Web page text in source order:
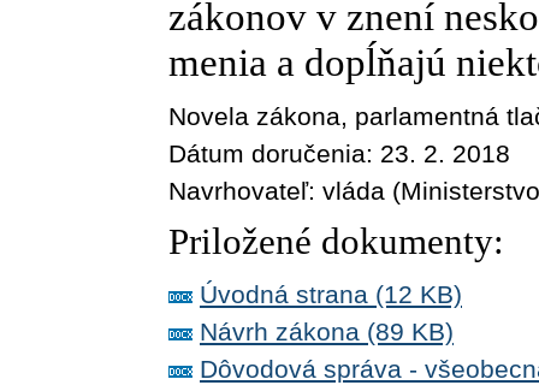
zákonov v znení
menia a dopĺňajú
Novela zákona, parlamentná
Dátum doručenia: 23. 2. 2018
Navrhovateľ: vláda
Priložené dokumenty:
Úvodná strana (12 KB)
Návrh zákona (89 KB)
Dôvodová správa -